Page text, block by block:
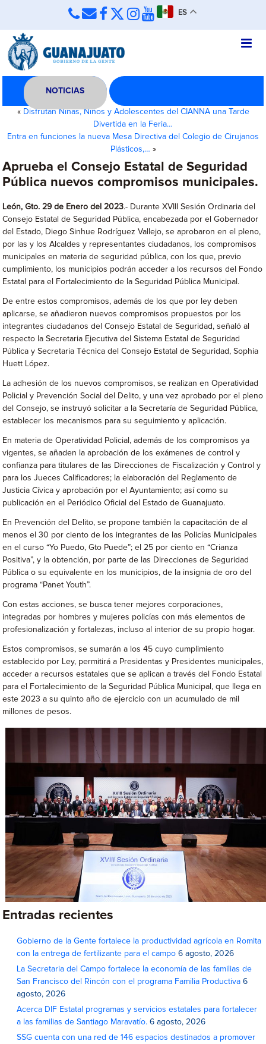
ES
NOTICIAS
« Disfrutan Niñas, Niños y Adolescentes del CIANNA una Tarde
Divertida en la Feria…
Entra en funciones la nueva Mesa Directiva del Colegio de Cirujanos
Plásticos,… »
Aprueba el Consejo Estatal de Seguridad
Pública nuevos compromisos municipales.
León, Gto. 29 de Enero del 2023.- Durante XVIII Sesión Ordinaria del
Consejo Estatal de Seguridad Pública, encabezada por el Gobernador
del Estado, Diego Sinhue Rodríguez Vallejo, se aprobaron en el pleno,
por las y los Alcaldes y representantes ciudadanos, los compromisos
municipales en materia de seguridad pública, con los que, previo
cumplimiento, los municipios podrán acceder a los recursos del Fondo
Estatal para el Fortalecimiento de la Seguridad Pública Municipal.
De entre estos compromisos, además de los que por ley deben
aplicarse, se añadieron nuevos compromisos propuestos por los
integrantes ciudadanos del Consejo Estatal de Seguridad, señaló al
respecto la Secretaria Ejecutiva del Sistema Estatal de Seguridad
Pública y Secretaria Técnica del Consejo Estatal de Seguridad, Sophia
Huett López.
La adhesión de los nuevos compromisos, se realizan en Operatividad
Policial y Prevención Social del Delito, y una vez aprobado por el pleno
del Consejo, se instruyó solicitar a la Secretaría de Seguridad Pública,
establecer los mecanismos para su seguimiento y aplicación.
En materia de Operatividad Policial, además de los compromisos ya
vigentes, se añaden la aprobación de los exámenes de control y
confianza para titulares de las Direcciones de Fiscalización y Control y
para los Jueces Calificadores; la elaboración del Reglamento de
Justicia Cívica y aprobación por el Ayuntamiento; así como su
publicación en el Periódico Oficial del Estado de Guanajuato.
En Prevención del Delito, se propone también la capacitación de al
menos el 30 por ciento de los integrantes de las Policías Municipales
en el curso “Yo Puedo, Gto Puede”; el 25 por ciento en “Crianza
Positiva”, y la obtención, por parte de las Direcciones de Seguridad
Pública o su equivalente en los municipios, de la insignia de oro del
programa “Panet Youth”.
Con estas acciones, se busca tener mejores corporaciones,
integradas por hombres y mujeres policías con más elementos de
profesionalización y fortalezas, incluso al interior de su propio hogar.
Estos compromisos, se sumarán a los 45 cuyo cumplimiento
establecido por Ley, permitirá a Presidentas y Presidentes municipales,
acceder a recursos estatales que se aplican a través del Fondo Estatal
para el Fortalecimiento de la Seguridad Pública Municipal, que llega en
este 2023 a su quinto año de ejercicio con un acumulado de mil
millones de pesos.
Entradas recientes
Gobierno de la Gente fortalece la productividad agrícola en Romita
con la entrega de fertilizante para el campo 6 agosto, 2026
La Secretaria del Campo fortalece la economía de las familias de
San Francisco del Rincón con el programa Familia Productiva 6
agosto, 2026
Acerca DIF Estatal programas y servicios estatales para fortalecer
a las familias de Santiago Maravatío. 6 agosto, 2026
SSG cuenta con una red de 146 espacios destinados a promover